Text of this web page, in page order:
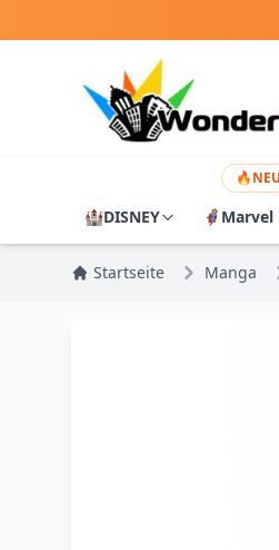
🔥
🏰DISNEY 🦸 Marvel
Startseite Manga